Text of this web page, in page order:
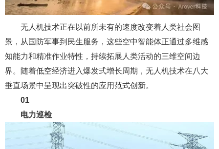
无人机技术正在以前所未有的速度改变着人类社会图
景，从国防军事到民生服务，这些空中智能体正通过多维感
知能力和精准作业特性，持续拓展人类活动的三维空间边
界。随着低空经济进入爆发式增长周期，无人机技术在八大
垂直场景中呈现出突破性的应用范式创新。
01
电力巡检